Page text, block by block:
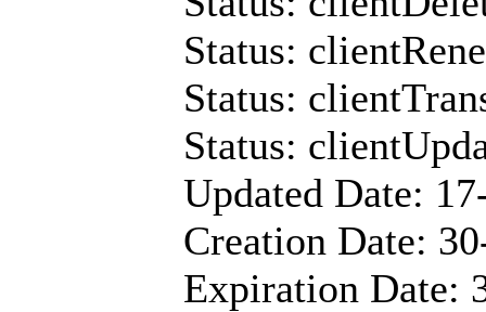
Status:
Status:
Status:
Updated Date:
Creation Date:
Expiration Date: